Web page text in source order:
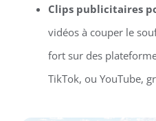
Clips publicitaires
vidéos à couper le
fort sur des
TikTok, ou YouTube,